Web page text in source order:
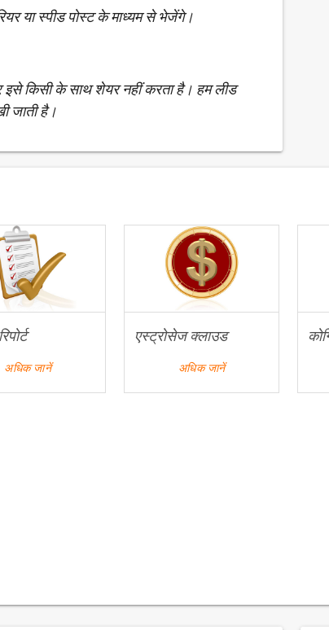
या स्पीड पोस्ट के माध्यम से भेजेंगे।
इसे किसी के साथ शेयर नहीं करता है। हम लीड
जाती है।
अधिक जानें
एस्ट्रोसेज क्लाउड
अधिक जानें